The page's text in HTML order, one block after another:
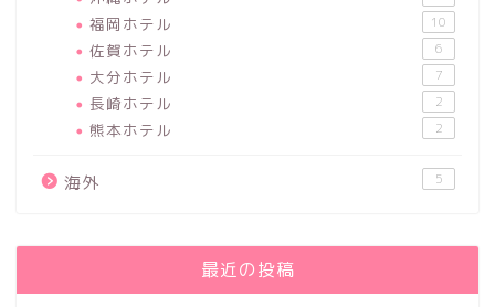
福岡ホテル 10
佐賀ホテル 6
大分ホテル 7
長崎ホテル 2
熊本ホテル 2
海外 5
最近の投稿